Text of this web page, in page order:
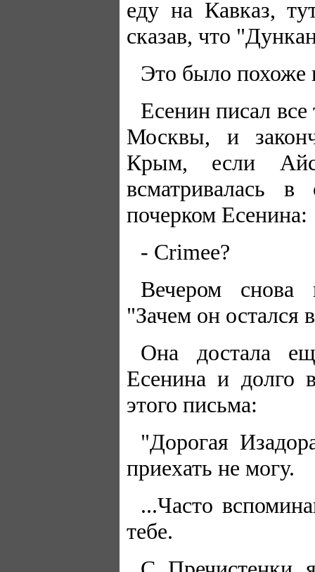
еду на Кавказ,
сказав, что
Это было похоже
Есенин писал
Москвы, и
Крым, если
всматривалась в
почерком Есенина:
- Crimee?
Вечером снова
"Зачем он остался
Она достала
Есенина и долго
этого письма:
"Дорогая
приехать не могу.
...Часто
тебе.